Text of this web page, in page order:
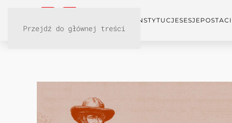
Przejdź do głównej treści
INSTYTUCJESESJEPOSTACI